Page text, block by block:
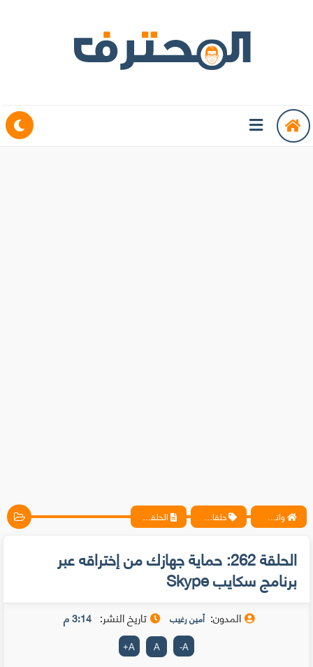
واتس آب ، فيسبوك ، أنترنت ، شروحات تقنية حصرية - المحترف حلقات متخصيصي الحماية الحلقة 262: حماية جهازك من إختراقه عبر برنامج سكايب Skype
الحلقة 262: حماية جهازك من إختراقه عبر
برنامج سكايب Skype
المدون: أمين رغيب تاريخ النشر: 3:14 م
A
-
A
A
+